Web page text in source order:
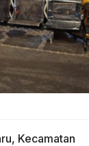
Kecamatan